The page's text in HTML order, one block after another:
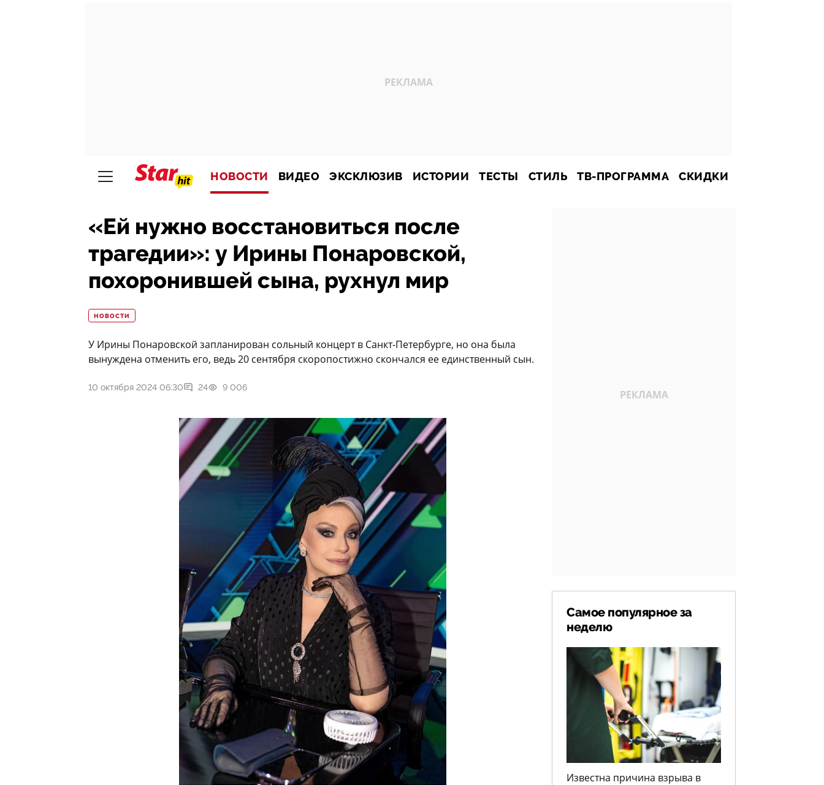
НОВОСТИ ВИДЕО ЭКСКЛЮЗИВ ИСТОРИИ ТЕСТЫ СТИЛЬ ТВ-ПРОГРАММА СКИДКИ
«Ей нужно восстановиться после
трагедии»: у Ирины Понаровской,
похоронившей сына, рухнул мир
НОВОСТИ
У Ирины Понаровской запланирован сольный концерт в Санкт-Петербурге, но она была
вынуждена отменить его, ведь 20 сентября скоропостижно скончался ее единственный сын.
10 октября 2024 06:30 24 9 006
Самое популярное за
неделю
Известна причина взрыва в